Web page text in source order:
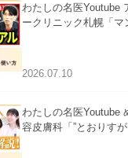
わたしの名医Youtube
ークリニック札幌「マ
た。
2026.07.10
わたしの名医Youtube
容皮膚科「”とおりす